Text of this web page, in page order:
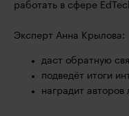
работать в сфере
Эксперт Анна Крылова:
даст обратную
подведёт итоги
наградит авторов